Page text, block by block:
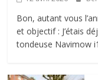
Bon, autant vous
et objectif : J’étais
tondeuse Navimow